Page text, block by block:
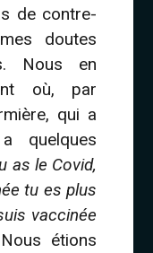
de contre-
doutes
Nous en
où, par
qui a
quelques
as le Covid,
tu es plus
vaccinée
étions